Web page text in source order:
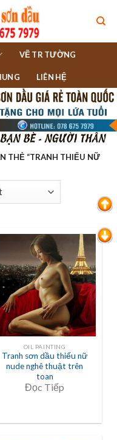
VẼ TR TƯỜNG
LIÊN HỆ
THẺ “TRANH THIẾU NỮ
OIL PAINTING
Tranh sơn dầu thiếu nữ
nude nghê thuật trên
toan
Đọc Tiếp